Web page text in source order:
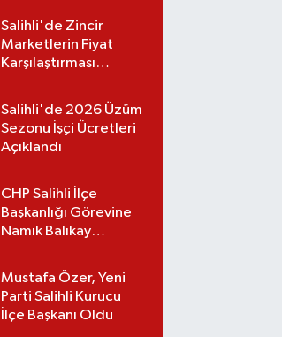
Salihli'de Zincir
Marketlerin Fiyat
Karşılaştırması
Salihli'de 2026 Üzüm
Sezonu İşçi Ücretleri
Açıklandı
CHP Salihli İlçe
Başkanlığı Görevine
Namık Balıkay
Mustafa Özer, Yeni
Parti Salihli Kurucu
İlçe Başkanı Oldu